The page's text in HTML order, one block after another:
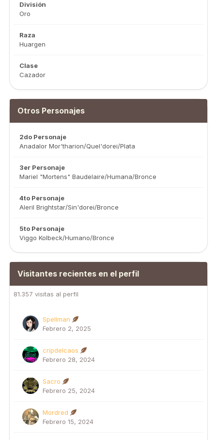
División
Oro
Raza
Huargen
Clase
Cazador
Otros Personajes
2do Personaje
Anadalor Mor'tharion/Quel'dorei/Plata
3er Personaje
Mariel "Mortens" Baudelaire/Humana/Bronce
4to Personaje
Aleril Brightstar/Sin'dorei/Bronce
5to Personaje
Viggo Kolbeck/Humano/Bronce
Visitantes recientes en el perfil
81.357 visitas al perfil
Spellman
Febrero 2, 2025
cripdelcaos
Febrero 28, 2024
Sacro
Febrero 25, 2024
Mordred
Febrero 15, 2024